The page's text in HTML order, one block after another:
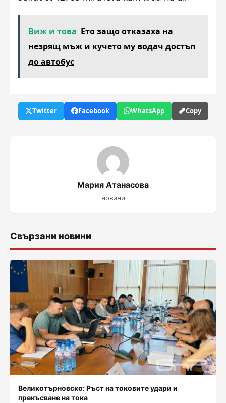
Виж и това Ето защо отказаха на
незрящ мъж и кучето му водач достъп
до автобус
Twitter Facebook WhatsApp Copy
Мария Атанасова
новини
Свързани новини
Великотърновско: Ръст на токовите удари и
прекъсване на тока